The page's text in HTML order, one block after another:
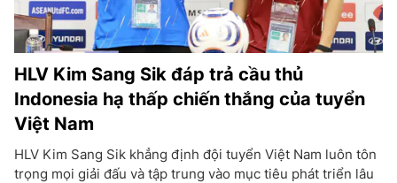
HLV Kim Sang Sik đáp trả cầu thủ
Indonesia hạ thấp chiến thắng của tuyển
Việt Nam
HLV Kim Sang Sik khẳng định đội tuyển Việt Nam luôn tôn
trọng mọi giải đấu và tập trung vào mục tiêu phát triển lâu